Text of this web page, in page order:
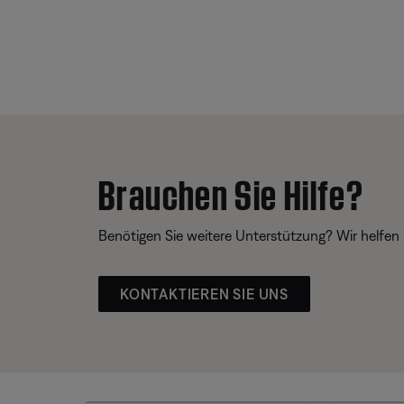
Brauchen Sie Hilfe?
Benötigen Sie weitere Unterstützung? Wir helfen
KONTAKTIEREN SIE UNS